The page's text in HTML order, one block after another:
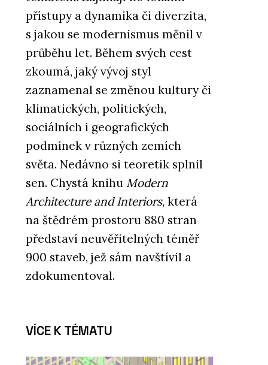
přístupy a dynamika či diverzita,
s jakou se modernismus měnil v
průběhu let. Během svých cest
zkoumá, jaký vývoj styl
zaznamenal se změnou kultury či
klimatických, politických,
sociálních i geografických
podmínek v různých zemích
světa. Nedávno si teoretik splnil
sen. Chystá knihu Modern
Architecture and Interiors, která
na štědrém prostoru 880 stran
představí neuvěřitelných téměř
900 staveb, jež sám navštívil a
zdokumentoval.
VÍCE K TÉMATU